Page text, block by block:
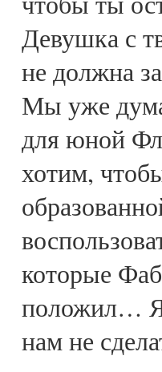
Девушка с
не должна
Мы уже
для юной
хотим,
которые
положил…
нам не